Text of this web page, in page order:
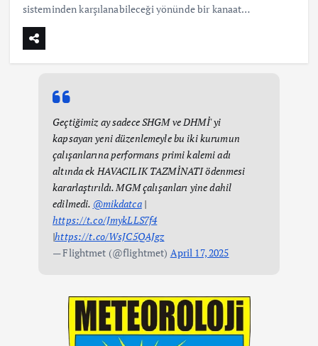
sisteminden karşılanabileceği yönünde bir kanaat…
Geçtiğimiz ay sadece SHGM ve DHMİ' yi
kapsayan yeni düzenlemeyle bu iki kurumun
çalışanlarına performans primi kalemi adı
altında ek HAVACILIK TAZMİNATI ödenmesi
kararlaştırıldı. MGM çalışanları yine dahil
edilmedi. @mikdatca|
https://t.co/JmykLLS7f4
|https://t.co/WsJC5QAJgz
— Flightmet (@flightmet) April 17, 2025